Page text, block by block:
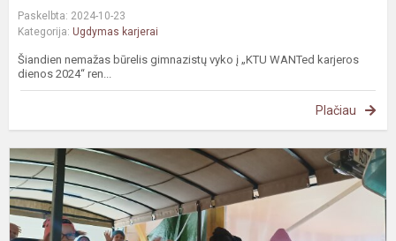
Paskelbta: 2024-10-23
Kategorija: Ugdymas karjerai
Šiandien nemažas būrelis gimnazistų vyko į „KTU WANTed karjeros
dienos 2024“ ren...
Plačiau